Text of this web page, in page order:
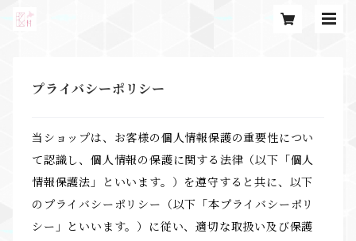
プライバシーポリシー
当ショップは、お客様の個人情報保護の重要性につい
て認識し、個人情報の保護に関する法律（以下「個人
情報保護法」といいます。）を遵守すると共に、以下
のプライバシーポリシー（以下「本プライバシーポリ
シー」といいます。）に従い、適切な取扱い及び保護